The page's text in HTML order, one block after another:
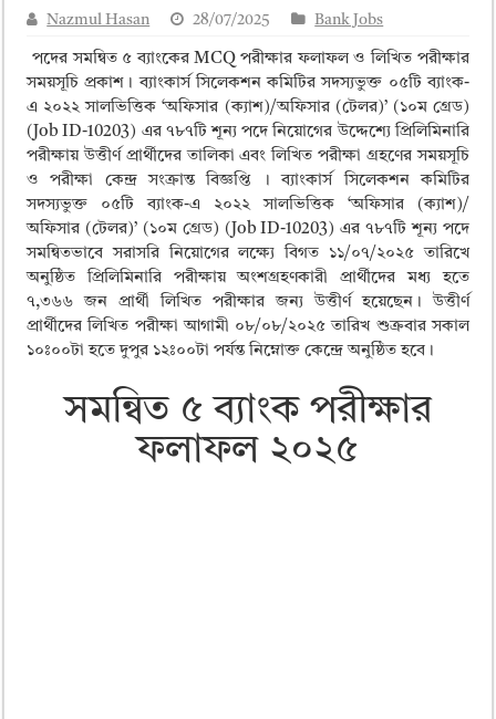
www dpe gov bd result 2026 pdf download
আলিম পরীক্ষার রেজাল্ট ২০২৫ – Bmeb ALIM Result
ময়মনসিংহ বোর্ড এইচএসসি রেজাল্ট ২০২৫ – HSC Result 2025 Mymensingh
দিনাজপুর বোর্ড এইচএসসি রেজাল্ট ২০২৫ – HSC Result 2025 Dinajpur Board
সিলেট বোর্ড এইচএসসি রেজাল্ট ২০২৫ – HSC Result 2025 Sylhet Board
Nazmul Hasan 28/07/2025 Bank Jobs
পদের সমন্বিত ৫ ব্যাংকের MCQ পরীক্ষার ফলাফল ও লিখিত পরীক্ষার
সময়সূচি প্রকাশ। ব্যাংকার্স সিলেকশন কমিটির সদস্যভুক্ত ০৫টি ব্যাংক-
এ ২০২২ সালভিত্তিক ‘অফিসার (ক্যাশ)/অফিসার (টেলর)’ (১০ম গ্রেড)
(Job ID-10203) এর ৭৮৭টি শূন্য পদে নিয়োগের উদ্দেশ্যে প্রিলিমিনারি
পরীক্ষায় উত্তীর্ণ প্রার্থীদের তালিকা এবং লিখিত পরীক্ষা গ্রহণের সময়সূচি
ও পরীক্ষা কেন্দ্র সংক্রান্ত বিজ্ঞপ্তি । ব্যাংকার্স সিলেকশন কমিটির
সদস্যভুক্ত ০৫টি ব্যাংক-এ ২০২২ সালভিত্তিক ‘অফিসার (ক্যাশ)/
অফিসার (টেলর)’ (১০ম গ্রেড) (Job ID-10203) এর ৭৮৭টি শূন্য পদে
সমন্বিতভাবে সরাসরি নিয়োগের লক্ষ্যে বিগত ১১/০৭/২০২৫ তারিখে
অনুষ্ঠিত প্রিলিমিনারি পরীক্ষায় অংশগ্রহণকারী প্রার্থীদের মধ্য হতে
৭,৩৬৬ জন প্রার্থী লিখিত পরীক্ষার জন্য উত্তীর্ণ হয়েছেন। উত্তীর্ণ
প্রার্থীদের লিখিত পরীক্ষা আগামী ০৮/০৮/২০২৫ তারিখ শুক্রবার সকাল
১০ঃ০০টা হতে দুপুর ১২ঃ০০টা পর্যন্ত নিম্নোক্ত কেন্দ্রে অনুষ্ঠিত হবে।
সমন্বিত ৫ ব্যাংক পরীক্ষার
ফলাফল ২০২৫